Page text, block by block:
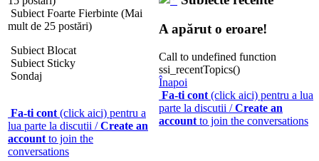
Subiect Foarte Fierbinte (Mai
mult de 25 postări)
Subiect Blocat
Subiect Sticky
Sondaj
Fa-ti cont (click aici) pentru a
lua parte la discutii /Create an
account to join the
conversations
A apărut o eroare!
Call to undefined function
ssi_recentTopics()
Înapoi
Fa-ti cont (click aici) pentru a lua
parte la discutii /Create an
account to join the conversations